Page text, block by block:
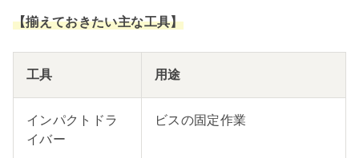
【揃えておきたい主な工具】
工具 用途
インパクトドラ
イバー
ビスの固定作業